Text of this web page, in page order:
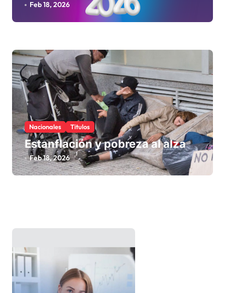
Feb 18, 2026
Nacionales Titulos
Estanflación y pobreza al alza
Feb 18, 2026